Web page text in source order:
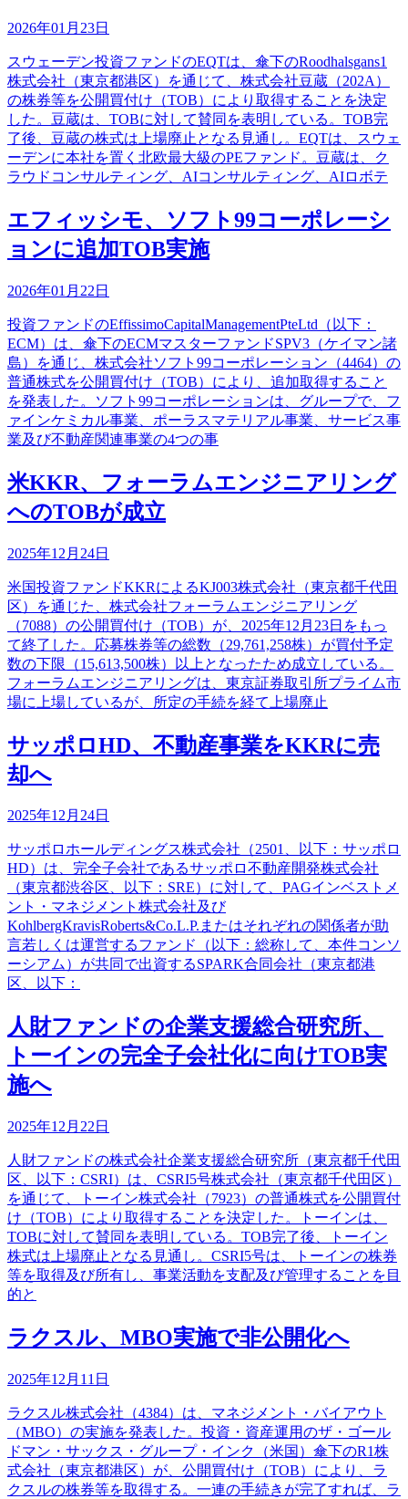
2026年01月23日
スウェーデン投資ファンドのEQTは、傘下のRoodhalsgans1
株式会社（東京都港区）を通じて、株式会社豆蔵（202A）
の株券等を公開買付け（TOB）により取得することを決定
した。豆蔵は、TOBに対して賛同を表明している。TOB完
了後、豆蔵の株式は上場廃止となる見通し。EQTは、スウェ
ーデンに本社を置く北欧最大級のPEファンド。豆蔵は、ク
ラウドコンサルティング、AIコンサルティング、AIロボテ
エフィッシモ、ソフト99コーポレーシ
ョンに追加TOB実施
2026年01月22日
投資ファンドのEffissimoCapitalManagementPteLtd（以下：
ECM）は、傘下のECMマスターファンドSPV3（ケイマン諸
島）を通じ、株式会社ソフト99コーポレーション（4464）の
普通株式を公開買付け（TOB）により、追加取得すること
を発表した。ソフト99コーポレーションは、グループで、フ
ァインケミカル事業、ポーラスマテリアル事業、サービス事
業及び不動産関連事業の4つの事
米KKR、フォーラムエンジニアリング
へのTOBが成立
2025年12月24日
米国投資ファンドKKRによるKJ003株式会社（東京都千代田
区）を通じた、株式会社フォーラムエンジニアリング
（7088）の公開買付け（TOB）が、2025年12月23日をもっ
て終了した。応募株券等の総数（29,761,258株）が買付予定
数の下限（15,613,500株）以上となったため成立している。
フォーラムエンジニアリングは、東京証券取引所プライム市
場に上場しているが、所定の手続を経て上場廃止
サッポロHD、不動産事業をKKRに売
却へ
2025年12月24日
サッポロホールディングス株式会社（2501、以下：サッポロ
HD）は、完全子会社であるサッポロ不動産開発株式会社
（東京都渋谷区、以下：SRE）に対して、PAGインベストメ
ント・マネジメント株式会社及び
KohlbergKravisRoberts&Co.L.P.またはそれぞれの関係者が助
言若しくは運営するファンド（以下：総称して、本件コンソ
ーシアム）が共同で出資するSPARK合同会社（東京都港
区、以下：
人財ファンドの企業支援総合研究所、
トーインの完全子会社化に向けTOB実
施へ
2025年12月22日
人財ファンドの株式会社企業支援総合研究所（東京都千代田
区、以下：CSRI）は、CSRI5号株式会社（東京都千代田区）
を通じて、トーイン株式会社（7923）の普通株式を公開買付
け（TOB）により取得することを決定した。トーインは、
TOBに対して賛同を表明している。TOB完了後、トーイン
株式は上場廃止となる見通し。CSRI5号は、トーインの株券
等を取得及び所有し、事業活動を支配及び管理することを目
的と
ラクスル、MBO実施で非公開化へ
2025年12月11日
ラクスル株式会社（4384）は、マネジメント・バイアウト
（MBO）の実施を発表した。投資・資産運用のザ・ゴール
ドマン・サックス・グループ・インク（米国）傘下のR1株
式会社（東京都港区）が、公開買付け（TOB）により、ラ
クスルの株券等を取得する。一連の手続きが完了すれば、ラ